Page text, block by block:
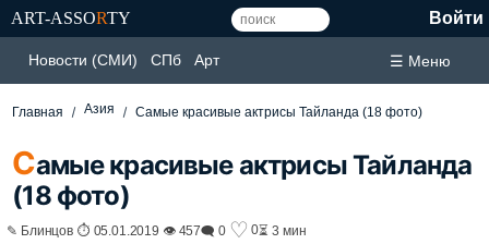
ART-ASSORTY Войти
Новости (СМИ) СПб Арт ☰ Меню
Главная Азия Самые красивые актрисы Тайланда (18 фото)
Самые красивые актрисы Тайланда
(18 фото)
✎ Блинцов ⏱ 05.01.2019 👁 457🗨 0 ♡ 0⏳ 3 мин